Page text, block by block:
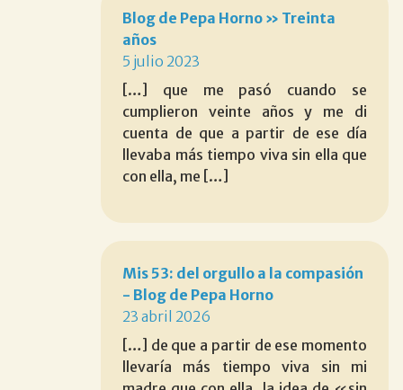
Blog de Pepa Horno » Treinta
años
5 julio 2023
[…] que me pasó cuando se
cumplieron veinte años y me di
cuenta de que a partir de ese día
llevaba más tiempo viva sin ella que
con ella, me […]
Mis 53: del orgullo a la compasión
- Blog de Pepa Horno
23 abril 2026
[…] de que a partir de ese momento
llevaría más tiempo viva sin mi